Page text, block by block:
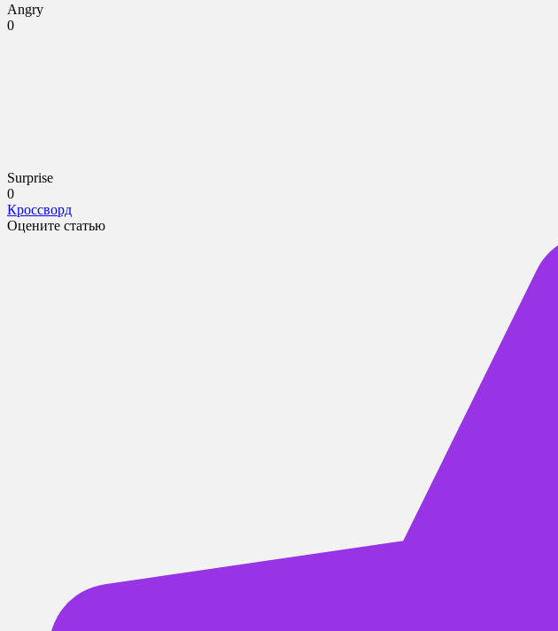
Angry
0
Surprise
0
Кроссворд
Оцените статью